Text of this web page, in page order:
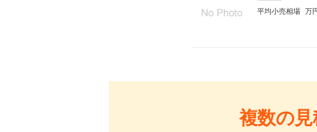
平均小売相場 万
複数の